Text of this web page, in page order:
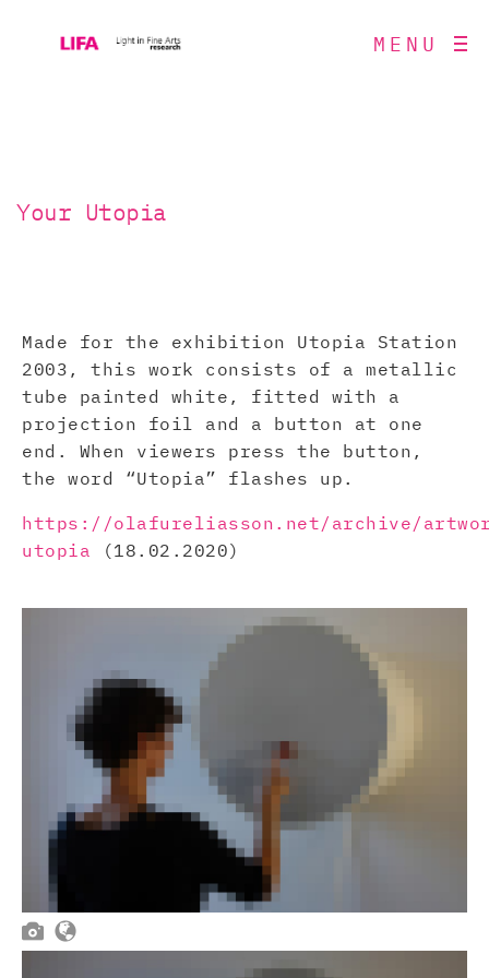
MENU
Your Utopia
Made for the exhibition Utopia Station
2003, this work consists of a metallic
tube painted white, fitted with a
projection foil and a button at one
end. When viewers press the button,
the word “Utopia” flashes up.
https://olafureliasson.net/archive/
utopia (18.02.2020)
 